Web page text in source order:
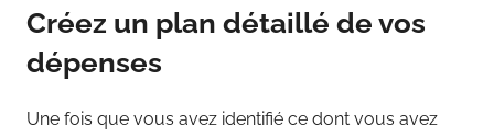
Créez un plan détaillé de vos
dépenses
Une fois que vous avez identifié ce dont vous avez